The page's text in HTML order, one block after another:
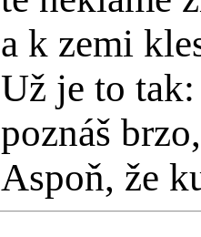
a k zemi
Už je to
poznáš
Aspoň, že